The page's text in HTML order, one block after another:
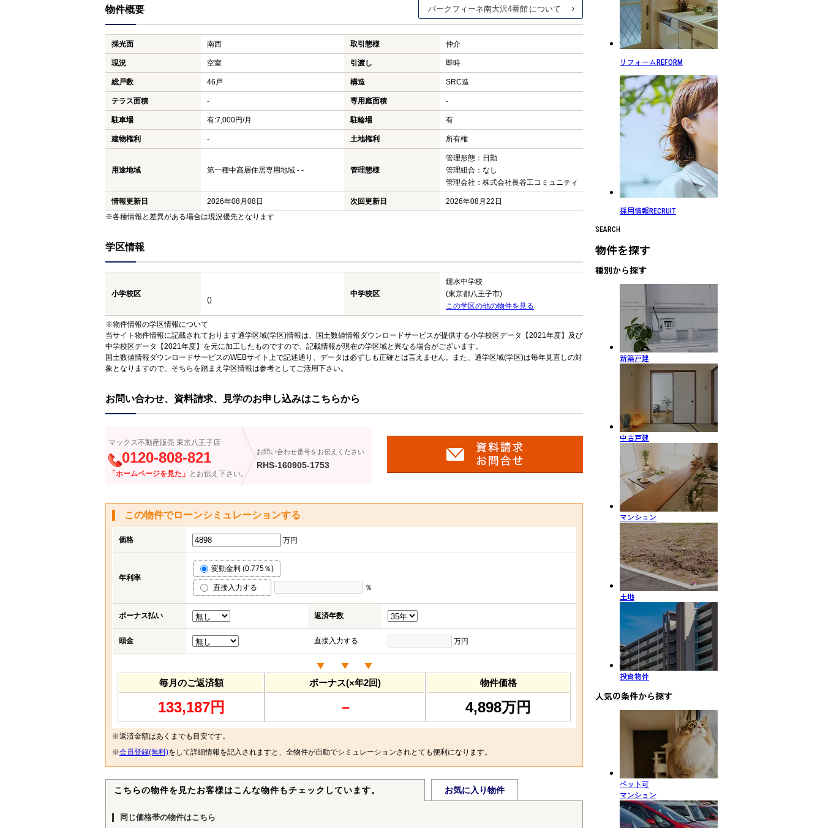
物件概要 パークフィーネ南大沢4番館
採光面 南西 取引態様 仲介
現況 空室 引渡し 即時
総戸数 46戸 構造 SRC造
テラス面積 - 専用庭面積 -
駐車場 有:7,000円/月 駐輪場 有
建物権利 - 土地権利 所有権
用途地域 第一種中高層住居専用地域 - - 管理態様
管理形態：日勤
管理組合：なし
管理会社：株式会社長谷工コミュニティ
情報更新日 2026年08月08日 次回更新日
2026年08月22日
※各種情報と差異がある場合は現況優先となります
学区情報
小学校区
()
中学校区
鑓水中学校
(東京都八王子市)
この学区の他の物件を見る
※物件情報の学区情報について
当サイト物件情報に記載されております通学区域(学区)情報は、国土数値情報ダウンロードサービスが提供する小学校区データ【2021年度】及び
中学校区データ【2021年度】を元に加工したものですので、記載情報が現在の学区域と異なる場合がございます。
国土数値情報ダウンロードサービスのWEBサイト上で記述通り、データは必ずしも正確とは言えません。また、通学区域(学区)は毎年見直しの対
象となりますので、そちらを踏まえ学区情報は参考としてご活用下さい。
お問い合わせ、資料請求、見学のお申し込みはこちらから
マックス不動産販売 東京八王子店
0120-808-821
「ホームページを見た」 とお伝え下さい。
お問い合わせ番号をお伝えください
RHS-160905-1753
この物件でローンシミュレーションする
価格 万円
年利率
変動金利 (0.775％)
直接入力する ％
ボーナス払い 返済年数
頭金 直接入力する 万円
毎月のご返済額
133,187円
ボーナス(×年2回)
－
物件価格
4,898万円
※返済金額はあくまでも目安です。
※会員登録(無料)をして詳細情報を記入されますと、全物件が自動でシミュレーションされとても便利になります。
こちらの物件を見たお客様はこんな物件もチェックしています。 お気に入り物件
同じ価格帯の物件はこちら
リフォーム REFORM
採用情報 RECRUIT
SEARCH
物件を探す
種別から探す
新築戸建
中古戸建
マンション
土地
投資物件
人気の条件から探す
ペット可
マンション